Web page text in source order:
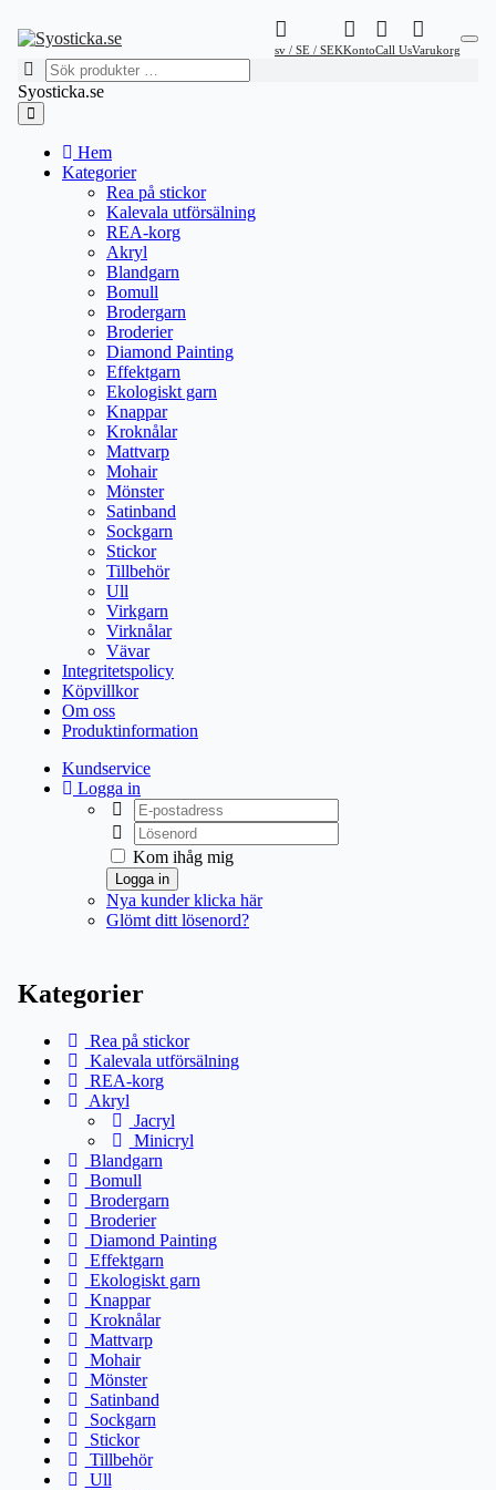
sv / SE / SEKKontoCall UsVarukorg
Syosticka.se
Hem
Kategorier
Rea på stickor
Kalevala utförsälning
REA-korg
Akryl
Blandgarn
Bomull
Brodergarn
Broderier
Diamond Painting
Effektgarn
Ekologiskt garn
Knappar
Kroknålar
Mattvarp
Mohair
Mönster
Satinband
Sockgarn
Stickor
Tillbehör
Ull
Virkgarn
Virknålar
Vävar
Integritetspolicy
Köpvillkor
Om oss
Produktinformation
Kundservice
Logga in
Kom ihåg mig
Logga in
Nya kunder klicka här
Glömt ditt lösenord?
Kategorier
Rea på stickor
Kalevala utförsälning
REA-korg
Akryl
Jacryl
Minicryl
Blandgarn
Bomull
Brodergarn
Broderier
Diamond Painting
Effektgarn
Ekologiskt garn
Knappar
Kroknålar
Mattvarp
Mohair
Mönster
Satinband
Sockgarn
Stickor
Tillbehör
Ull